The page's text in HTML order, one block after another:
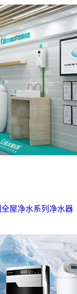
全屋净水系列 净水器